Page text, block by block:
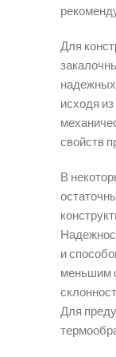
Для
надежных
исходя
свойств
В
и
меньшим
Для